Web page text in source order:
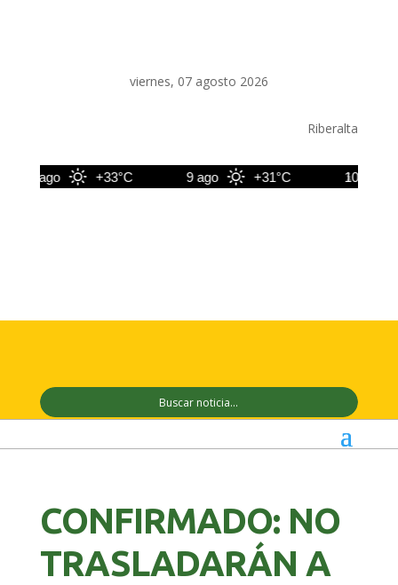
viernes, 07 agosto 2026
Riberalta
8 ago +33°C 9 ago +31°C 10 ago
CONFIRMADO: NO
TRASLADARÁN A